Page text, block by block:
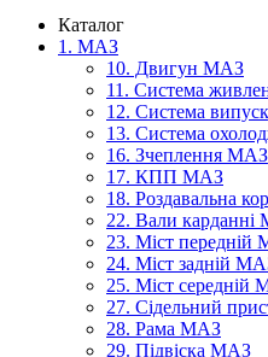
Каталог
1. МАЗ
10. Двигун МАЗ
11. Система
12. Система
13. Система
16. Зчеплення МАЗ
17. КПП МАЗ
18. Роздавальна
22. Вали
23. Міст передній
24. Міст задній
25. Міст середній
27. Сідельний
28. Рама МАЗ
29. Підвіска МАЗ